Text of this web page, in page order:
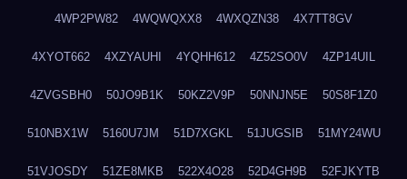
4WP2PW82 4WQWQXX8 4WXQZN38 4X7TT8GV
4XYOT662 4XZYAUHI 4YQHH612 4Z52SO0V 4ZP14UIL
4ZVGSBH0 50JO9B1K 50KZ2V9P 50NNJN5E 50S8F1Z0
510NBX1W 5160U7JM 51D7XGKL 51JUGSIB 51MY24WU
51VJOSDY 51ZE8MKB 522X4O28 52D4GH9B 52FJKYTB